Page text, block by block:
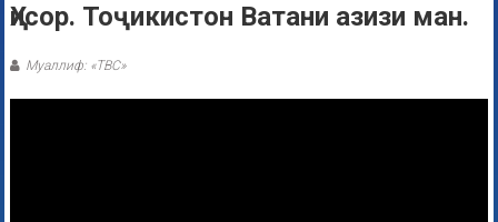
Ҳисор. Тоҷикистон Ватани азизи ман.
Муаллиф: «ТВС»